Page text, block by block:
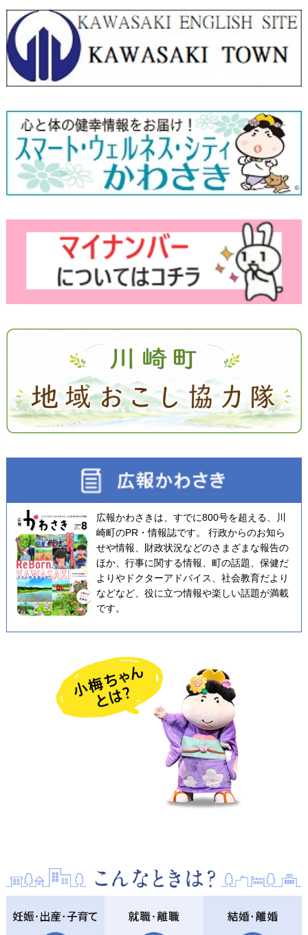
広報かわさきは、すでに800号を超える、川
崎町のPR・情報誌です。 行政からのお知ら
せや情報、財政状況などのさまざまな報告の
ほか、行事に関する情報、町の話題、保健だ
よりやドクターアドバイス、社会教育だより
などなど、役に立つ情報や楽しい話題が満載
です。